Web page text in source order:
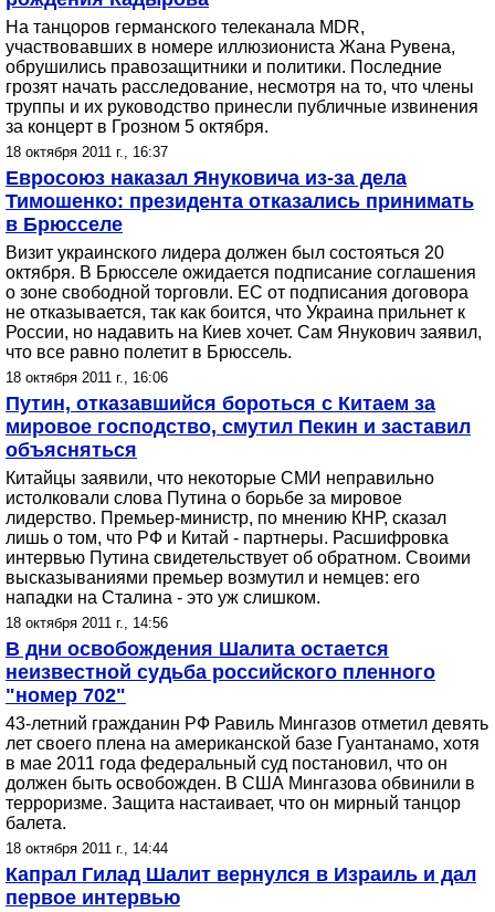
На танцоров германского телеканала MDR,
участвовавших в номере иллюзиониста Жана Рувена,
обрушились правозащитники и политики. Последние
грозят начать расследование, несмотря на то, что члены
труппы и их руководство принесли публичные извинения
за концерт в Грозном 5 октября.
18 октября 2011 г., 16:37
Евросоюз наказал Януковича из-за дела
Тимошенко: президента отказались принимать
в Брюсселе
Визит украинского лидера должен был состояться 20
октября. В Брюсселе ожидается подписание соглашения
о зоне свободной торговли. ЕС от подписания договора
не отказывается, так как боится, что Украина прильнет к
России, но надавить на Киев хочет. Сам Янукович заявил,
что все равно полетит в Брюссель.
18 октября 2011 г., 16:06
Путин, отказавшийся бороться с Китаем за
мировое господство, смутил Пекин и заставил
объясняться
Китайцы заявили, что некоторые СМИ неправильно
истолковали слова Путина о борьбе за мировое
лидерство. Премьер-министр, по мнению КНР, сказал
лишь о том, что РФ и Китай - партнеры. Расшифровка
интервью Путина свидетельствует об обратном. Своими
высказываниями премьер возмутил и немцев: его
нападки на Сталина - это уж слишком.
18 октября 2011 г., 14:56
В дни освобождения Шалита остается
неизвестной судьба российского пленного
"номер 702"
43-летний гражданин РФ Равиль Мингазов отметил девять
лет своего плена на американской базе Гуантанамо, хотя
в мае 2011 года федеральный суд постановил, что он
должен быть освобожден. В США Мингазова обвинили в
терроризме. Защита настаивает, что он мирный танцор
балета.
18 октября 2011 г., 14:44
Капрал Гилад Шалит вернулся в Израиль и дал
первое интервью